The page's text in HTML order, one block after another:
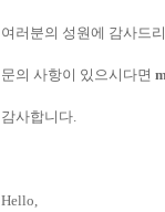
여러분의 성원에 감사드
문의 사항이 있으시다면
감사합니다.
Hello,